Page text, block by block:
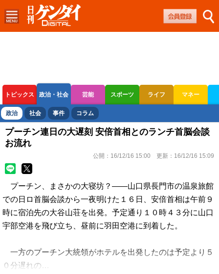
トピックス 政治・社会 芸能 スポーツ ライフ マネー
ボートレース 競輪 オートレース
政治 社会 事件 コラム
プーチン連日の大遅刻 安倍首相とのランチ首脳会談
お流れ
公開： 16/12/16 15:00 更新： 16/12/16 15:09
プーチン、まさかの大寝坊？――山口県長門市の温泉旅館
での日ロ首脳会談から一夜明けた１６日、安倍首相は午前９
時に宿泊先の大谷山荘を出発。予定通り１０時４３分に山口
宇部空港を飛び立ち、昼前に羽田空港に到着した。
一方のプーチン大統領がホテルを出発したのは予定より５
０分遅れの…